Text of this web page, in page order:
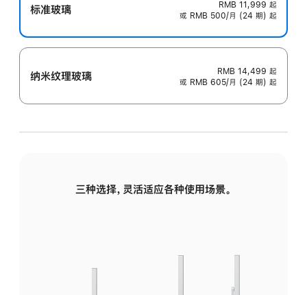
标准玻璃 RMB 11,999 起
或 RMB 500/月 (24 期) 起
纳米纹理玻璃 RMB 14,499 起
或 RMB 605/月 (24 期) 起
三种选择，灵活适应各种使用场景。